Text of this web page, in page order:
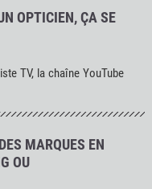
OPTICIEN, ÇA SE
TV, la chaîne YouTube
MARQUES EN
OU